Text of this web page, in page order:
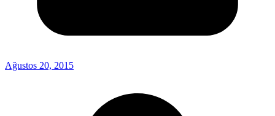
Ağustos 20, 2015